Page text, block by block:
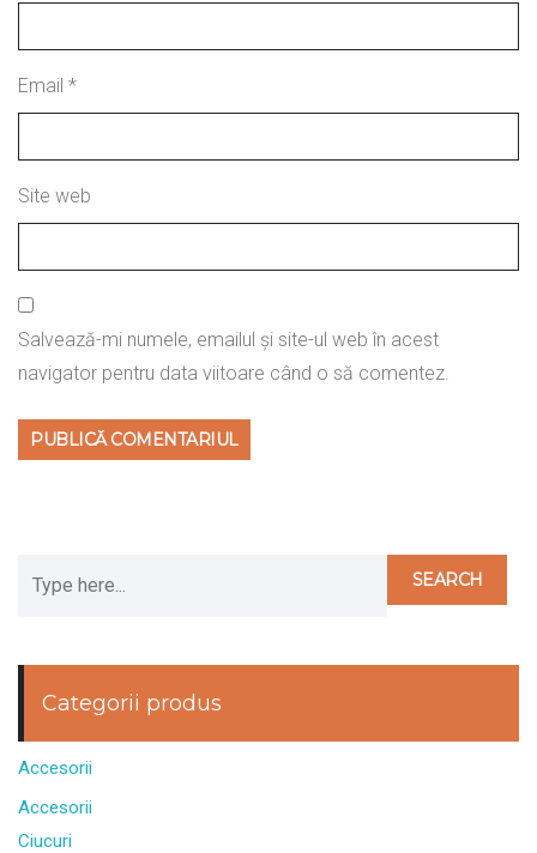
Email *
Site web
Salvează-mi numele, emailul și site-ul web în acest
navigator pentru data viitoare când o să comentez.
Categorii produs
Accesorii
Accesorii
Ciucuri